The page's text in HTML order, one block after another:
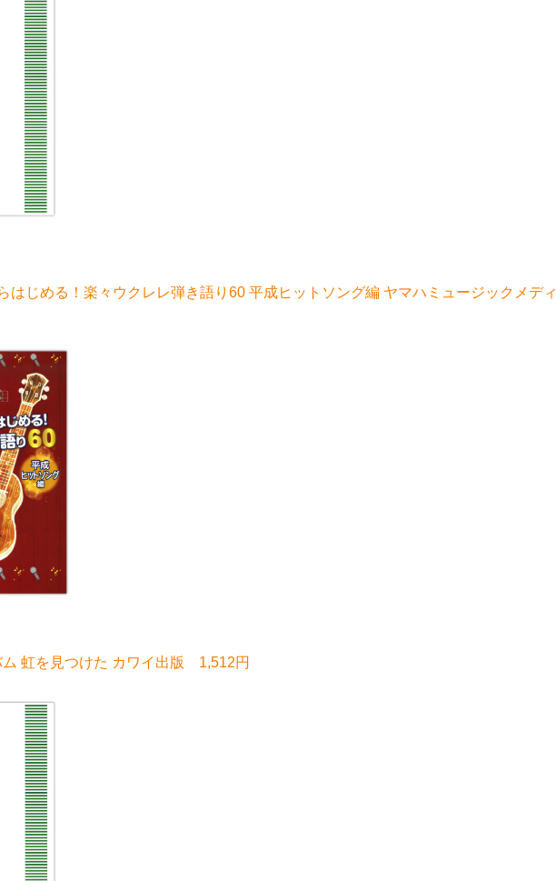
はじめる！楽々ウクレレ弾き語り60 平成ヒットソング編 ヤマハミュージックメディ
虹を見つけた カワイ出版 1,512円